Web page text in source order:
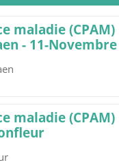
maladie (CPAM)
- 11-Novembre
maladie (CPAM)